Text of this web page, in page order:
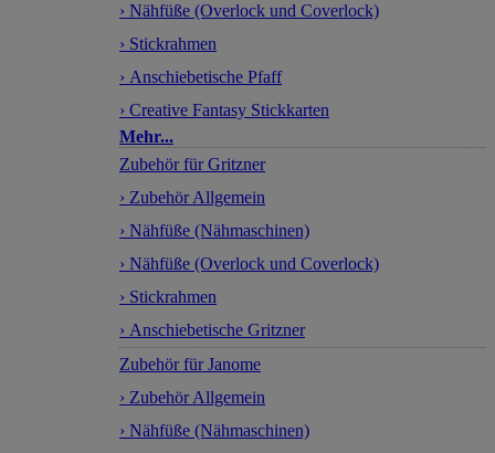
› Nähfüße (Overlock und Coverlock)
› Stickrahmen
› Anschiebetische Pfaff
› Creative Fantasy Stickkarten
Mehr...
Zubehör für Gritzner
› Zubehör Allgemein
› Nähfüße (Nähmaschinen)
› Nähfüße (Overlock und Coverlock)
› Stickrahmen
› Anschiebetische Gritzner
Zubehör für Janome
› Zubehör Allgemein
› Nähfüße (Nähmaschinen)